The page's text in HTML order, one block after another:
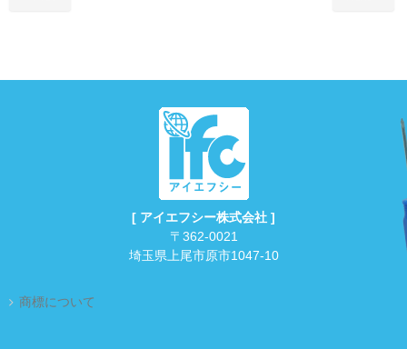
[ アイエフシー株式会社 ]
〒362-0021
埼玉県上尾市原市1047-10
商標について